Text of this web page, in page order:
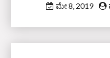
ಮೇ 8, 2019